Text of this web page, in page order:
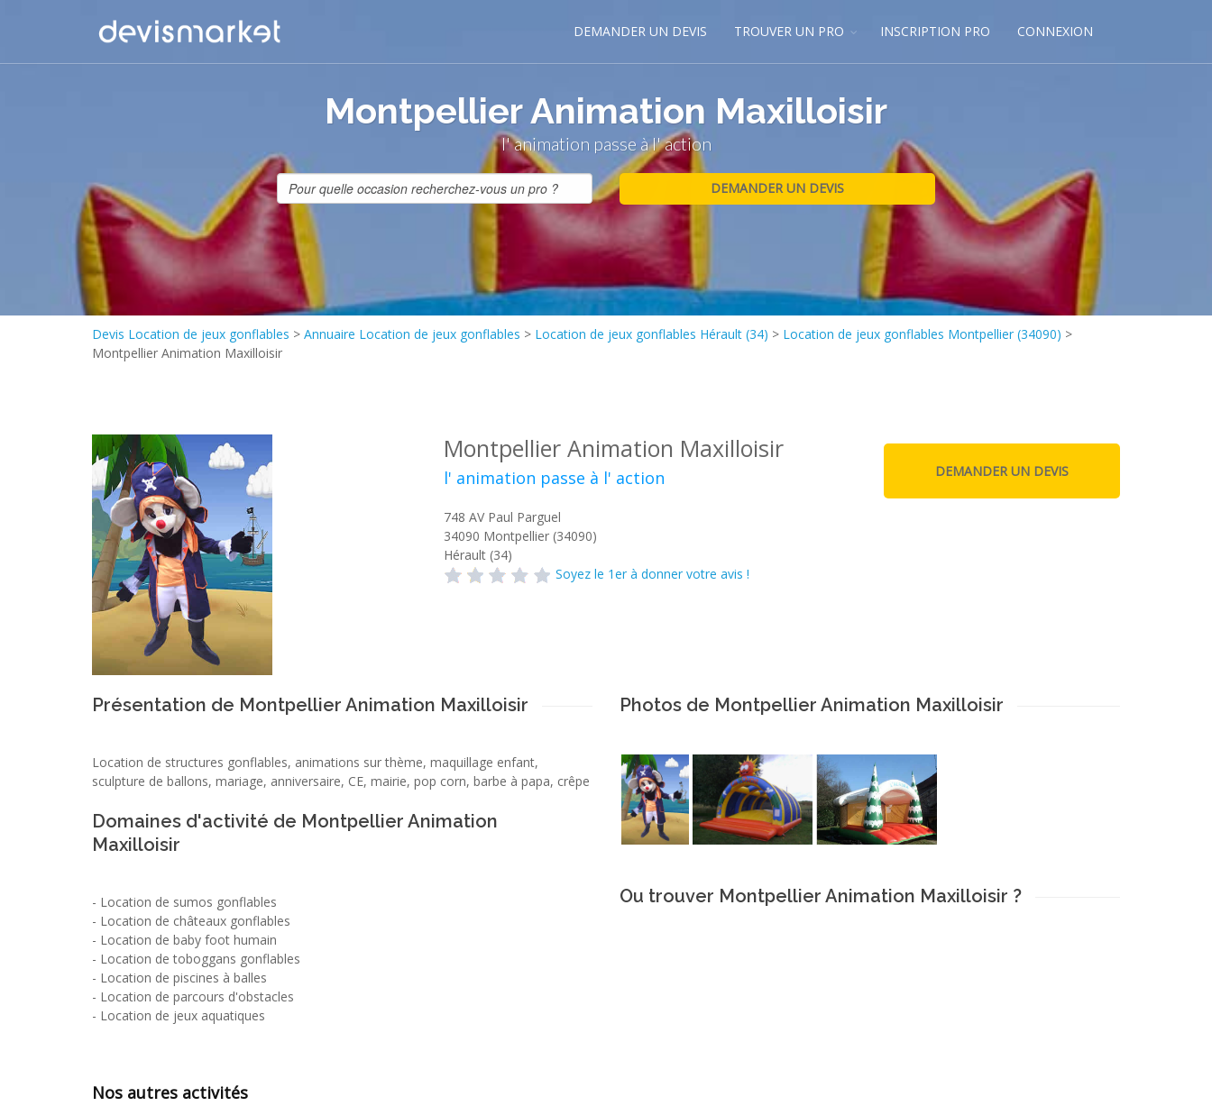
DEMANDER UN DEVIS TROUVER UN PRO INSCRIPTION PRO CONNEXION
Montpellier Animation Maxilloisir
l' animation passe à l' action
Devis Location de jeux gonflables > Annuaire Location de jeux gonflables > Location de jeux gonflables Hérault (34) > Location de jeux gonflables Montpellier (34090) >
Montpellier Animation Maxilloisir
Montpellier Animation Maxilloisir
l' animation passe à l' action
748 AV Paul Parguel
34090 Montpellier (34090)
Hérault (34)
Soyez le 1er à donner votre avis !
Présentation de Montpellier Animation Maxilloisir
Location de structures gonflables, animations sur thème, maquillage enfant,
sculpture de ballons, mariage, anniversaire, CE, mairie, pop corn, barbe à papa, crêpe
Domaines d'activité de Montpellier Animation
Maxilloisir
- Location de sumos gonflables
- Location de châteaux gonflables
- Location de baby foot humain
- Location de toboggans gonflables
- Location de piscines à balles
- Location de parcours d'obstacles
- Location de jeux aquatiques
Nos autres activités
Photos de Montpellier Animation Maxilloisir
Ou trouver Montpellier Animation Maxilloisir ?